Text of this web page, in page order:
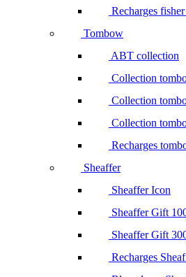
Recharges
Tombow
ABT collection
Collection
Collection
Collection
Recharges
Sheaffer
Sheaffer Icon
Sheaffer Gift
Sheaffer Gift
Recharges